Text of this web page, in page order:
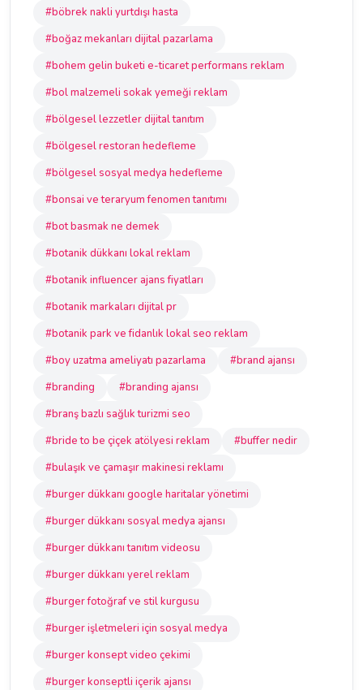
#böbrek nakli yurtdışı hasta
#boğaz mekanları dijital pazarlama
#bohem gelin buketi e-ticaret performans reklam
#bol malzemeli sokak yemeği reklam
#bölgesel lezzetler dijital tanıtım
#bölgesel restoran hedefleme
#bölgesel sosyal medya hedefleme
#bonsai ve teraryum fenomen tanıtımı
#bot basmak ne demek
#botanik dükkanı lokal reklam
#botanik influencer ajans fiyatları
#botanik markaları dijital pr
#botanik park ve fidanlık lokal seo reklam
#boy uzatma ameliyatı pazarlama
#brand ajansı
#branding
#branding ajansı
#branş bazlı sağlık turizmi seo
#bride to be çiçek atölyesi reklam
#buffer nedir
#bulaşık ve çamaşır makinesi reklamı
#burger dükkanı google haritalar yönetimi
#burger dükkanı sosyal medya ajansı
#burger dükkanı tanıtım videosu
#burger dükkanı yerel reklam
#burger fotoğraf ve stil kurgusu
#burger işletmeleri için sosyal medya
#burger konsept video çekimi
#burger konseptli içerik ajansı